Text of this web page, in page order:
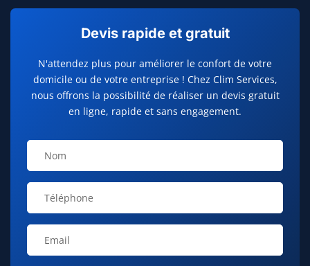
Devis rapide et gratuit
N'attendez plus pour améliorer le confort de votre
domicile ou de votre entreprise ! Chez Clim Services,
nous offrons la possibilité de réaliser un devis gratuit
en ligne, rapide et sans engagement.